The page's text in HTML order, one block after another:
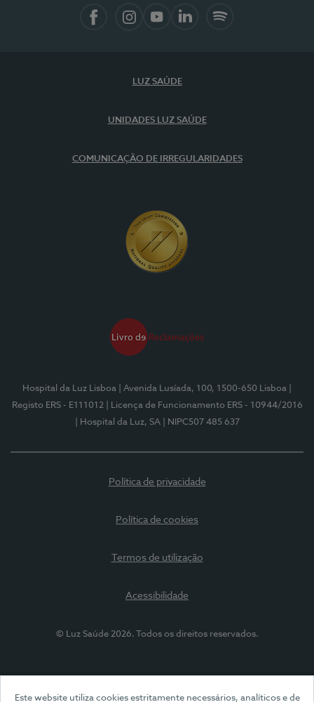
Este website utiliza cookies estritamente necessários, analíticos e de
LUZ SAÚDE
UNIDADES LUZ SAÚDE
COMUNICAÇÃO DE IRREGULARIDADES
Hospital da Luz Lisboa | Avenida Lusíada, 100, 1500-650 Lisboa
Registo ERS - E111012
| Licença de Funcionamento ERS - 10944/2016
| Hospital da Luz, SA
| NIPC507 485 637
Política de privacidade
Política de cookies
Termos de utilização
Acessibilidade
© Luz Saúde 2026. Todos os direitos reservados.